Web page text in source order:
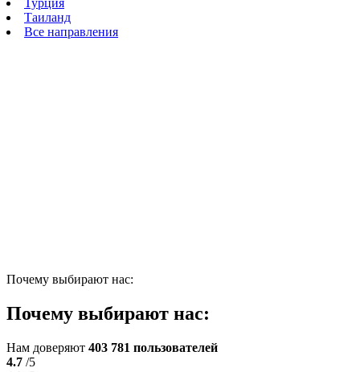
Турция
Таиланд
Все направления
Почему выбирают нас:
Почему выбирают нас:
Нам доверяют 403 781 пользователей
4.7 /5